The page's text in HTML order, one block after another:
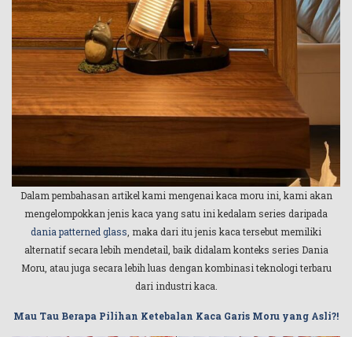
Dalam pembahasan artikel kami mengenai kaca moru ini, kami akan
mengelompokkan jenis kaca yang satu ini kedalam series daripada
dania patterned glass, maka dari itu jenis kaca tersebut memiliki
alternatif secara lebih mendetail, baik didalam konteks series Dania
Moru, atau juga secara lebih luas dengan kombinasi teknologi terbaru
dari industri kaca.
Mau Tau Berapa Pilihan Ketebalan Kaca Garis Moru yang Asli?!